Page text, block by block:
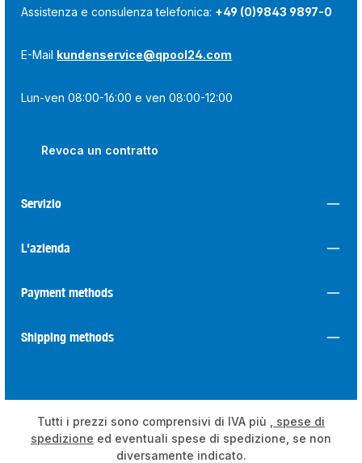
Assistenza e consulenza telefonica: +49 (0)9843 9897-0
E-Mail kundenservice@qpool24.com
Lun-ven 08:00-16:00 e ven 08:00-12:00
Revoca un contratto
Servizio
L'azienda
Payment methods
Shipping methods
Tutti i prezzi sono comprensivi di IVA più
, spese di
spedizione ed eventuali spese di spedizione, se non
diversamente indicato.